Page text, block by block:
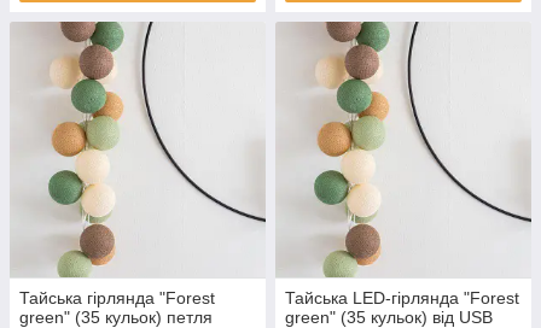
Тайська гірлянда "Forest
green" (35 кульок) петля
Тайська LED-гірлянда "Forest
green" (35 кульок) від USB